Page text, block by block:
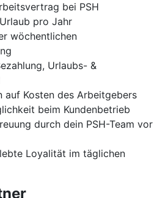
bei PSH
pro Jahr
wöchentlichen
Urlaubs- &
auf Kosten des Arbeitgebers
beim Kundenbetrieb
durch dein PSH-Team vor
Loyalität im täglichen